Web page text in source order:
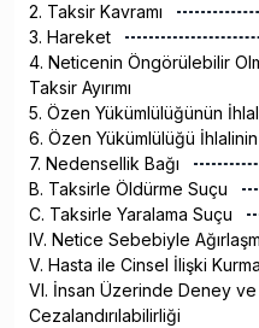
2. Taksir Kavramı
3. Hareket
4. Neticenin Öngörülebilir
Taksir Ayırımı
5. Özen Yükümlülüğünün
6. Özen Yükümlülüğü
7. Nedensellik Bağı
B. Taksirle Öldürme Suçu
C. Taksirle Yaralama Suçu
IV. Netice Sebebiyle
V. Hasta ile Cinsel İlişki Kurma
VI. İnsan Üzerinde Deney
Cezalandırılabilirliği